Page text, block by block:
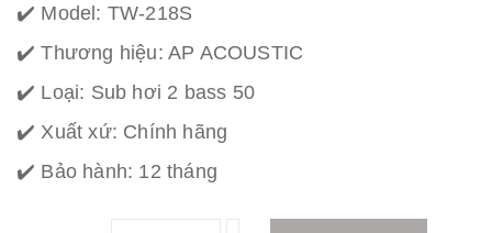
✔️ Model: TW-218S
✔️ Thương hiệu: AP ACOUSTIC
✔️ Loại: Sub hơi 2 bass 50
✔️ Xuất xứ: Chính hãng
✔️ Bảo hành: 12 tháng